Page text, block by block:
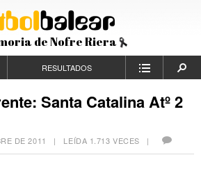
de Nofre Riera
RESULTADOS
Santa Catalina Atº 2
DE 2011 | LEÍDA 1.713 VECES |